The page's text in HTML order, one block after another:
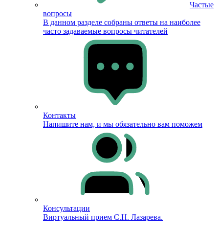
Частые
вопросы
В данном разделе собраны ответы на наиболее
часто задаваемые вопросы читателей
Контакты
Напишите нам, и мы обязательно вам поможем
Консультации
Виртуальный прием С.Н. Лазарева.